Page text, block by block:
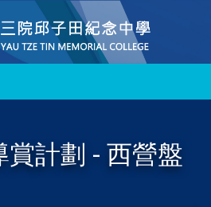
賞計劃 - 西營盤